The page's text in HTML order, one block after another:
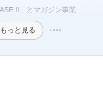
II」とマガジン事業
もっと見る